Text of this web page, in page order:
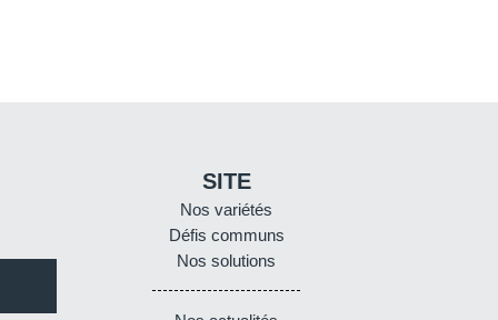
SITE
Nos variétés
Défis communs
Nos solutions